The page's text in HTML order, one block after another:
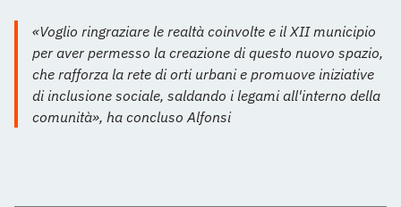
«Voglio ringraziare le realtà coinvolte e il XII municipio
per aver permesso la creazione di questo nuovo spazio,
che rafforza la rete di orti urbani e promuove iniziative
di inclusione sociale, saldando i legami all'interno della
comunità», ha concluso Alfonsi